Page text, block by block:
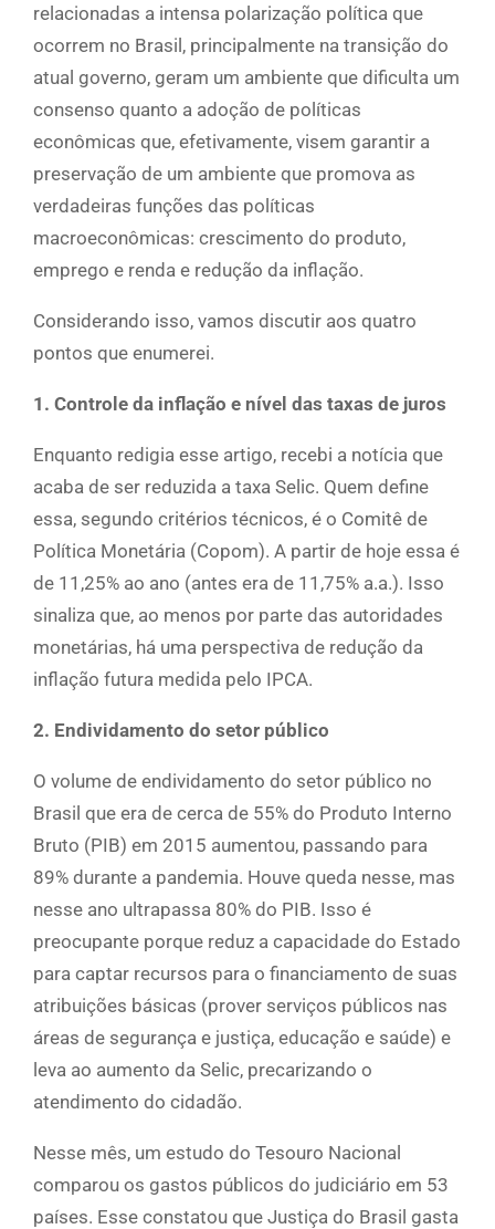
relacionadas a intensa polarização política que
ocorrem no Brasil, principalmente na transição do
atual governo, geram um ambiente que dificulta um
consenso quanto a adoção de políticas
econômicas que, efetivamente, visem garantir a
preservação de um ambiente que promova as
verdadeiras funções das políticas
macroeconômicas: crescimento do produto,
emprego e renda e redução da inflação.
Considerando isso, vamos discutir aos quatro
pontos que enumerei.
1. Controle da inflação e nível das taxas de juros
Enquanto redigia esse artigo, recebi a notícia que
acaba de ser reduzida a taxa Selic. Quem define
essa, segundo critérios técnicos, é o Comitê de
Política Monetária (Copom). A partir de hoje essa é
de 11,25% ao ano (antes era de 11,75% a.a.). Isso
sinaliza que, ao menos por parte das autoridades
monetárias, há uma perspectiva de redução da
inflação futura medida pelo IPCA.
2. Endividamento do setor público
O volume de endividamento do setor público no
Brasil que era de cerca de 55% do Produto Interno
Bruto (PIB) em 2015 aumentou, passando para
89% durante a pandemia. Houve queda nesse, mas
nesse ano ultrapassa 80% do PIB. Isso é
preocupante porque reduz a capacidade do Estado
para captar recursos para o financiamento de suas
atribuições básicas (prover serviços públicos nas
áreas de segurança e justiça, educação e saúde) e
leva ao aumento da Selic, precarizando o
atendimento do cidadão.
Nesse mês, um estudo do Tesouro Nacional
comparou os gastos públicos do judiciário em 53
países. Esse constatou que Justiça do Brasil gasta